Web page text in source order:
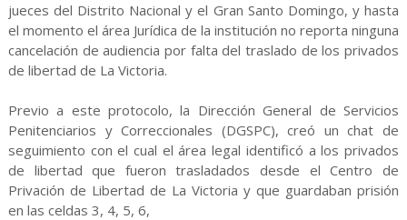
jueces del Distrito Nacional y el Gran Santo Domingo, y hasta
el momento el área Jurídica de la institución no reporta ninguna
cancelación de audiencia por falta del traslado de los privados
de libertad de La Victoria.
Previo a este protocolo, la Dirección General de Servicios
Penitenciarios y Correccionales (DGSPC), creó un chat de
seguimiento con el cual el área legal identificó a los privados
de libertad que fueron trasladados desde el Centro de
Privación de Libertad de La Victoria y que guardaban prisión
en las celdas 3, 4, 5, 6,